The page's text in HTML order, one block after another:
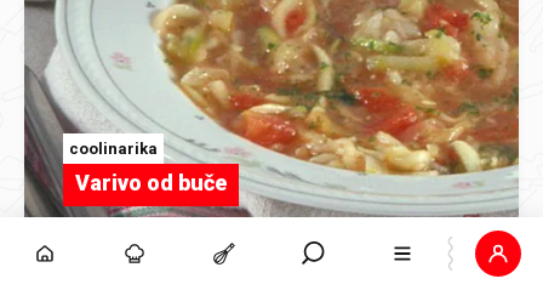
coolinarika
Varivo od buče